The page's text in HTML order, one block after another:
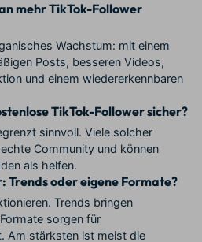
mehr TikTok-Follower
Wachstum: mit einem
Posts, besseren Videos,
und einem wiedererkennbaren
TikTok-Follower sicher?
sinnvoll. Viele solcher
Community und können
als helfen.
Trends oder eigene Formate?
Trends bringen
sorgen für
Am stärksten ist meist die